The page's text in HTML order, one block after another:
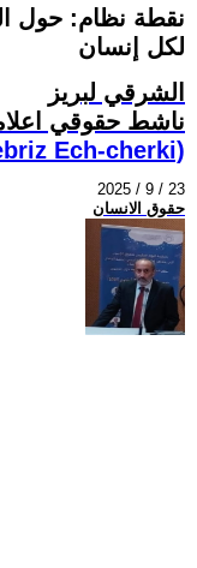
نقطة نظام: حول
لكل إنسان
الشرقي لبريز
ناشط حقوقي
Ech-cherki)
2025 / 9 / 23
حقوق الانسان